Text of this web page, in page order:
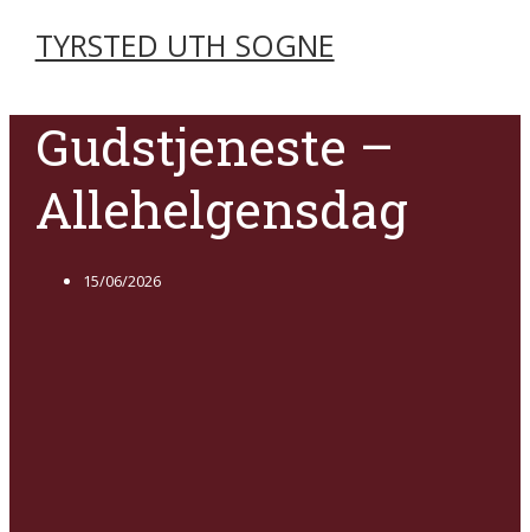
TYRSTED UTH SOGNE
Gudstjeneste –
Allehelgensdag
15/06/2026